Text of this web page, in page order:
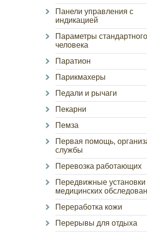
Панели управления с
индикацией
Параметры стандартного
человека
Паратион
Парикмахеры
Педали и рычаги
Пекарни
Пемза
Первая помощь,
службы
Перевозка работающих
Передвижные установки
медицинских
Переработка кожи
Перерывы для отдыха